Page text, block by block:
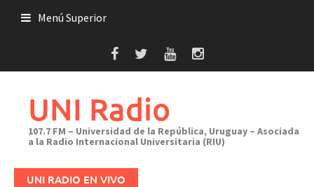
Menú Superior
UNI Radio
107.7 FM – Universidad de la República, Uruguay – Asociada
a la Radio Internacional Universitaria (RIU)
UNI RADIO EN VIVO